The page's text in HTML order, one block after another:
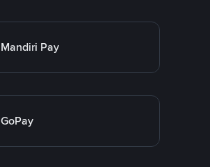
Mandiri Pay
GoPay